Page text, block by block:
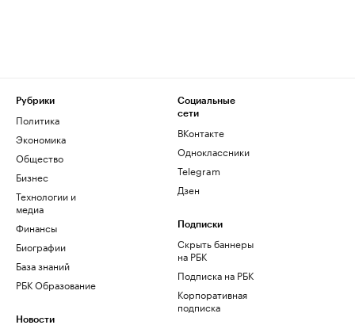
Рубрики
Политика
Экономика
Общество
Бизнес
Технологии и
медиа
Финансы
Биографии
База знаний
РБК Образование
Новости
Социальные
сети
ВКонтакте
Одноклассники
Telegram
Дзен
Подписки
Скрыть баннеры
на РБК
Подписка на РБК
Корпоративная
подписка